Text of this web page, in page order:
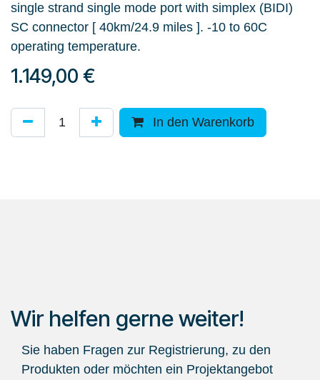
single strand single mode port with simplex (BIDI)
SC connector [ 40km/24.9 miles ]. -10 to 60C
operating temperature.
1.149,00 €
In den Warenkorb
Wir helfen gerne weiter!
Sie haben Fragen zur Registrierung, zu den
Produkten oder möchten ein Projektangebot